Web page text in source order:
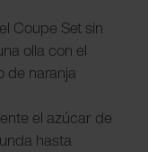
Coupe Set sin
olla con el
de naranja
el azúcar de
hasta